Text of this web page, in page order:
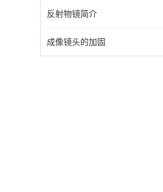
反射物镜简介
成像镜头的加固